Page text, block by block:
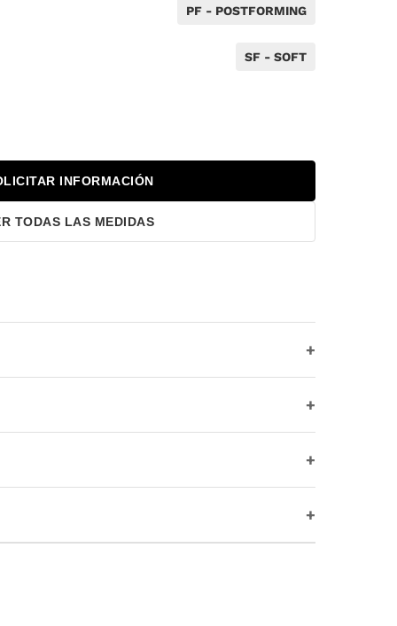
PF - POSTFORMING
SF - SOFT
INFORMACIÓN
TODAS LAS MEDIDAS